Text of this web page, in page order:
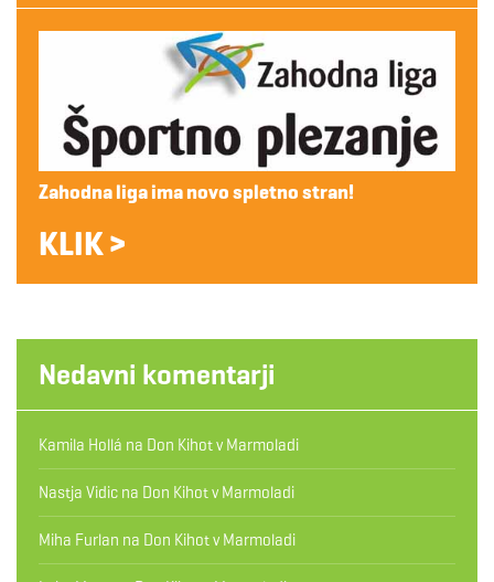
Zahodna liga ima novo spletno stran!
KLIK >
Nedavni komentarji
Kamila Hollá na Don Kihot v Marmoladi
Nastja Vidic na Don Kihot v Marmoladi
Miha Furlan na Don Kihot v Marmoladi